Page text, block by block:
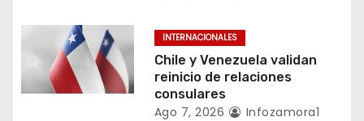
n
t
r
INTERNACIONALES
Chile y Venezuela validan
reinicio de relaciones
consulares
Ago 7, 2026 Infozamora1